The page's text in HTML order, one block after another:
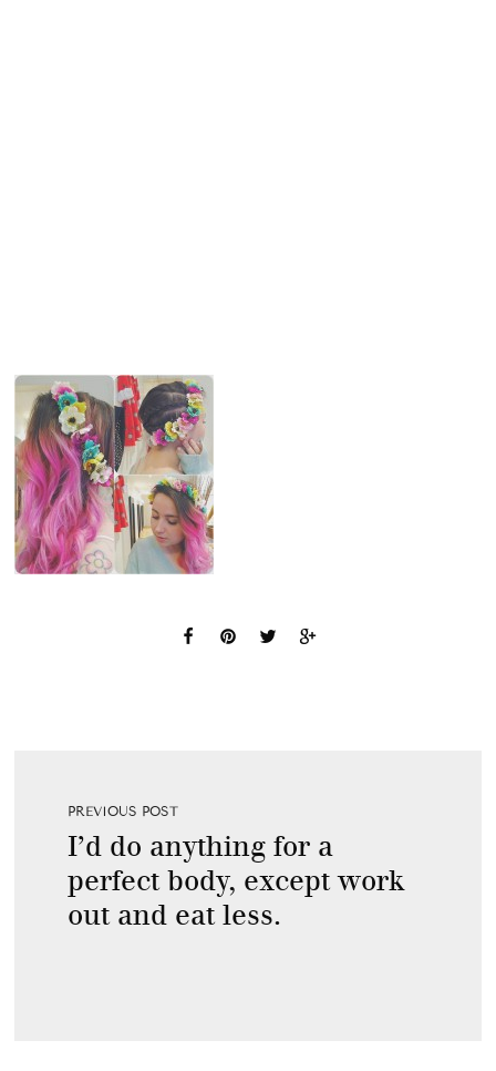
PREVIOUS POST
I’d do anything for a
perfect body, except work
out and eat less.